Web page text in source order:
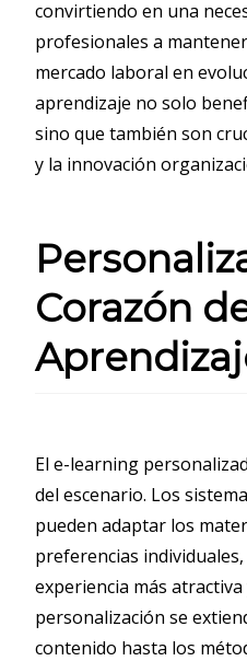
convirtiendo en una
profesionales a
mercado laboral en
aprendizaje no solo
sino que también son
y la innovación
Corazón
El e-learning
del escenario. Los
pueden adaptar los
preferencias
experiencia más atractiva
personalización se
contenido hasta los